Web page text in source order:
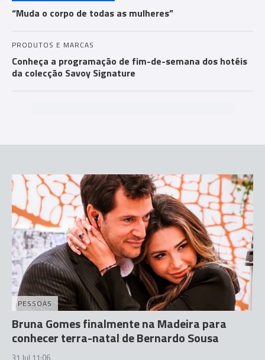
“Muda o corpo de todas as mulheres”
PRODUTOS E MARCAS
Conheça a programação de fim-de-semana dos hotéis
da colecção Savoy Signature
PESSOAS
Bruna Gomes finalmente na Madeira para
conhecer terra-natal de Bernardo Sousa
31 Jul 11:06